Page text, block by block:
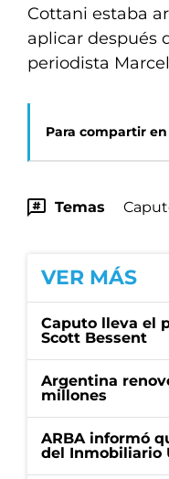
Cottani estaba
aplicar después
periodista
Para compartir
Temas
VER MÁS
Caputo lleva el
Scott Bessent
Argentina
millones
ARBA informó
del Inmobiliario